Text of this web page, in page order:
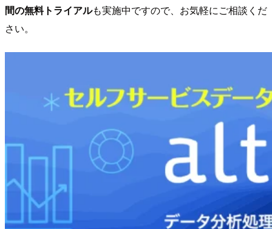
間の無料トライアルも実施中ですので、お気軽にご相談くだ
さい。